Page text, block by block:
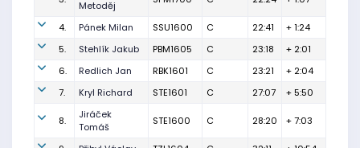
Metoděj
4. Pánek Milan SSU1600 C 22:41
+ 1:24
5.
Stehlík Jakub PBM1605 C 23:18
+ 2:01
6.
Redlich Jan RBK1601 C 23:21
+ 2:04
7.
Kryl Richard STE1601 C 27:07 + 5:50
8.
Jiráček
Tomáš
STE1600 C 28:20 + 7:03